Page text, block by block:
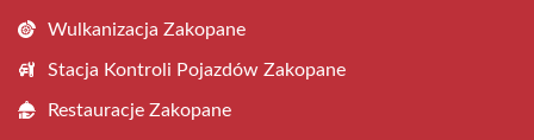
Wulkanizacja Zakopane
Stacja Kontroli Pojazdów Zakopane
Restauracje Zakopane